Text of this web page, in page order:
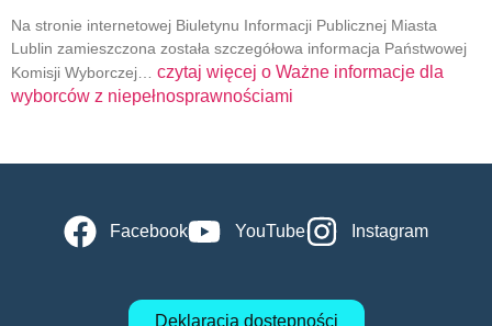
Na stronie internetowej Biuletynu Informacji Publicznej Miasta
Lublin zamieszczona została szczegółowa informacja Państwowej
Komisji Wyborczej… czytaj więcej o Ważne informacje dla
wyborców z niepełnosprawnościami
Facebook YouTube Instagram
Deklaracja dostępności